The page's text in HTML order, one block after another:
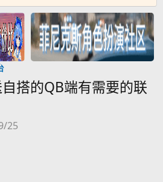
搭的QB端有需要的联
25